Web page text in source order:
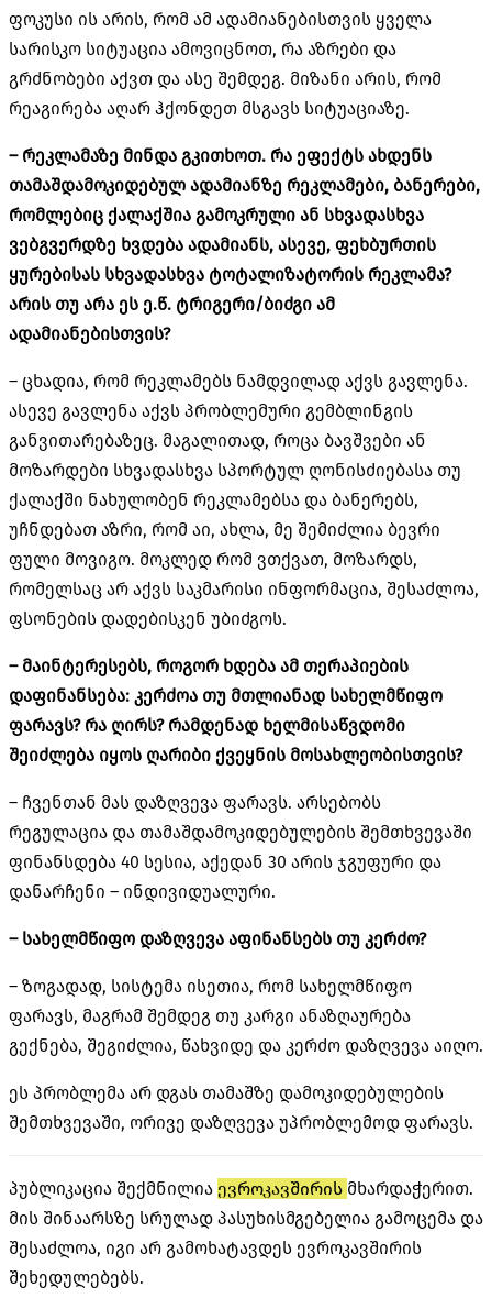
ფოკუსი ის არის, რომ ამ ადამიანებისთვის ყველა
სარისკო სიტუაცია ამოვიცნოთ, რა აზრები და
გრძნობები აქვთ და ასე შემდეგ. მიზანი არის, რომ
რეაგირება აღარ ჰქონდეთ მსგავს სიტუაციაზე.
– რეკლამაზე მინდა გკითხოთ. რა ეფექტს ახდენს
თამაშდამოკიდებულ ადამიანზე რეკლამები, ბანერები,
რომლებიც ქალაქშია გამოკრული ან სხვადასხვა
ვებგვერდზე ხვდება ადამიანს, ასევე, ფეხბურთის
ყურებისას სხვადასხვა ტოტალიზატორის რეკლამა?
არის თუ არა ეს ე.წ. ტრიგერი/ბიძგი ამ
ადამიანებისთვის?
– ცხადია, რომ რეკლამებს ნამდვილად აქვს გავლენა.
ასევე გავლენა აქვს პრობლემური გემბლინგის
განვითარებაზეც. მაგალითად, როცა ბავშვები ან
მოზარდები სხვადასხვა სპორტულ ღონისძიებასა თუ
ქალაქში ნახულობენ რეკლამებსა და ბანერებს,
უჩნდებათ აზრი, რომ აი, ახლა, მე შემიძლია ბევრი
ფული მოვიგო. მოკლედ რომ ვთქვათ, მოზარდს,
რომელსაც არ აქვს საკმარისი ინფორმაცია, შესაძლოა,
ფსონების დადებისკენ უბიძგოს.
– მაინტერესებს, როგორ ხდება ამ თერაპიების
დაფინანსება: კერძოა თუ მთლიანად სახელმწიფო
ფარავს? რა ღირს? რამდენად ხელმისაწვდომი
შეიძლება იყოს ღარიბი ქვეყნის მოსახლეობისთვის?
– ჩვენთან მას დაზღვევა ფარავს. არსებობს
რეგულაცია და თამაშდამოკიდებულების შემთხვევაში
ფინანსდება 40 სესია, აქედან 30 არის ჯგუფური და
დანარჩენი – ინდივიდუალური.
– სახელმწიფო დაზღვევა აფინანსებს თუ კერძო?
– ზოგადად, სისტემა ისეთია, რომ სახელმწიფო
ფარავს, მაგრამ შემდეგ თუ კარგი ანაზღაურება
გექნება, შეგიძლია, წახვიდე და კერძო დაზღვევა აიღო.
ეს პრობლემა არ დგას თამაშზე დამოკიდებულების
შემთხვევაში, ორივე დაზღვევა უპრობლემოდ ფარავს.
პუბლიკაცია შექმნილია ევროკავშირის მხარდაჭერით.
მის შინაარსზე სრულად პასუხისმგებელია გამოცემა და
შესაძლოა, იგი არ გამოხატავდეს ევროკავშირის
შეხედულებებს.